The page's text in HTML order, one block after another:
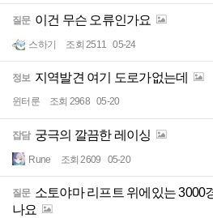
질문 이건 무슨 오류인가요
스하기 조회 2511 05-24
정보 지역발견 여기 도로가없는데
윈터룬 조회 2968 05-20
잡담 궁극의 깔끔한 레이싱
Rune 조회 2609 05-20
질문 소토야마 리프트 위에있는 3000
나요